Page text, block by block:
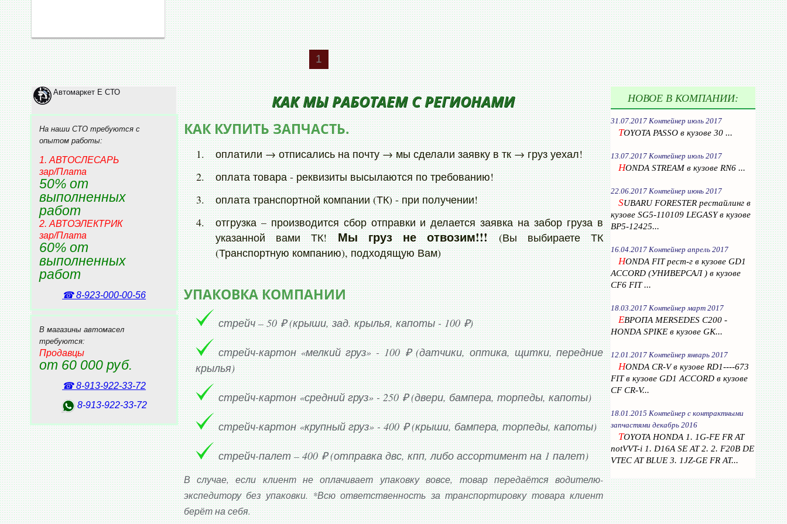
DAIHATSU
HYUNDAI
DODGE
PORSCHE
RAM
Buick
Holden
MARK II WAGON QUALIS
PASSO SETTE
TOWN ACE
TOWN ACE NOAH
LAND CRUISER 100
LAND CRUISER 200
KLUGER
GLANZA
AQUA
ALTO
KLUGER
COROLLA
ESTIMA
HILUX SURF
LAND CRUISER PRADO
LEVIN
SURF
CERES
TRUENO
ALTEZZA
LUCIDA
VITZ
NADIA
HARRIER
Spacio
ESTIMA EMINA
SPRINTER MARINO
COROLLA LEVIN
1
Автомаркет Е СТО
На наши СТО требуются с
опытом работы:
1. АВТОСЛЕСАРЬ
зар/Плата
50% от
выполненных
работ
2. АВТОЭЛЕКТРИК
зар/Плата
60% от
выполненных
работ
☎ 8‑923‑000‑00‑56
В магазины автомасел
требуются:
Продавцы
от 60 000 руб.
☎ 8‑913‑922‑33‑72
8‑913‑922‑33‑72
КАК МЫ РАБОТАЕМ С РЕГИОНАМИ
КАК КУПИТЬ ЗАПЧАСТЬ.
оплатили → отписались на почту → мы сделали заявку в тк → груз уехал!
оплата товара - реквизиты высылаются по требованию!
оплата транспортной компании (ТК) - при получении!
отгрузка – производится сбор отправки и делается заявка на забор груза в
указанной вами ТК!Мы груз не отвозим!!!(Вы выбираете ТК
(Транспортную компанию), подходящую Вам)
УПАКОВКА КОМПАНИИ
стрейч – 50 ₽ (крыши, зад. крылья, капоты - 100 ₽)
стрейч-картон «мелкий груз» - 100 ₽ (датчики, оптика, щитки, передние
крылья)
стрейч-картон «средний груз» - 250 ₽ (двери, бампера, торпеды, капоты)
стрейч-картон «крупный груз» - 400 ₽ (крыши, бампера, торпеды, капоты)
стрейч-палет – 400 ₽ (отправка двс, кпп, либо ассортимент на 1 палет)
В случае, если клиент не оплачивает упаковку вовсе, товар передаётся водителю-
экспедитору без упаковки. *Всю ответственность за транспортировку товара клиент
берёт на себя.
НОВОЕ В КОМПАНИИ:
31.07.2017 Контейнер июль 2017
TOYOTA PASSO в кузове 30 ...
13.07.2017 Контейнер июль 2017
HONDA STREAM в кузове RN6 ...
22.06.2017 Контейнер июнь 2017
SUBARU FORESTER рестайлинг в
кузове SG5-110109 LEGASY в кузове
BP5-12425...
16.04.2017 Контейнер апрель 2017
HONDA FIT рест-г в кузове GD1
ACCORD (УНИВЕРСАЛ ) в кузове
CF6 FIT ...
18.03.2017 Контейнер март 2017
ЕВРОПА MERSEDES C200 -
HONDA SPIKE в кузове GK...
12.01.2017 Контейнер январь 2017
HONDA CR-V в кузове RD1----673
FIT в кузове GD1 ACCORD в кузове
CF CR-V...
18.01.2015 Контейнер с контрактными
запчастями декабрь 2016
TOYOTA HONDA 1. 1G-FE FR AT
notVVT-i 1. D16A SE AT 2. 2. F20B DE
VTEC AT BLUE 3. 1JZ-GE FR AT...